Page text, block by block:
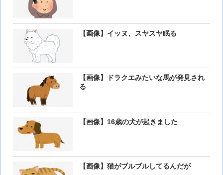
【画像】イッヌ、スヤスヤ眠る
【画像】ドラクエみたいな馬が発見され
る
【画像】16歳の犬が起きました
【画像】猫がブルブルしてるんだが